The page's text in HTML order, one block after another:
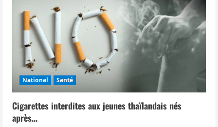
National Santé
Cigarettes interdites aux jeunes thaïlandais nés
après…